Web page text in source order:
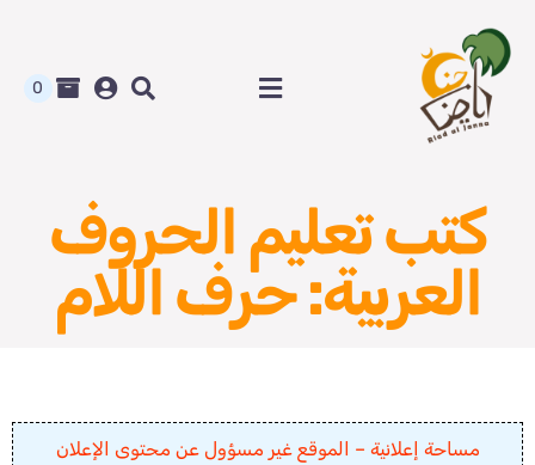
content
Toggle
متجر رياض الجنة
المدونة و أوراق العمل
اتصل بنا
0
كتب تعليم الحروف
العربية: حرف اللام
مساحة إعلانية – الموقع غير مسؤول عن محتوى الإعلان